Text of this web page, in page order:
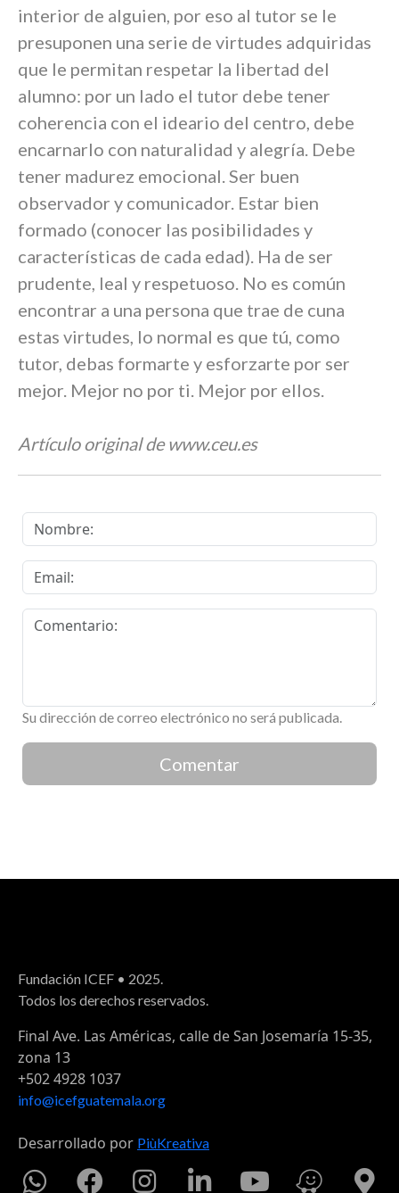
interior de alguien, por eso al tutor se le
presuponen una serie de virtudes adquiridas
que le permitan respetar la libertad del
alumno: por un lado el tutor debe tener
coherencia con el ideario del centro, debe
encarnarlo con naturalidad y alegría. Debe
tener madurez emocional. Ser buen
observador y comunicador. Estar bien
formado (conocer las posibilidades y
características de cada edad). Ha de ser
prudente, leal y respetuoso. No es común
encontrar a una persona que trae de cuna
estas virtudes, lo normal es que tú, como
tutor, debas formarte y esforzarte por ser
mejor. Mejor no por ti. Mejor por ellos.
Artículo original de www.ceu.es
Su dirección de correo electrónico no será publicada.
Comentar
Fundación ICEF • 2025.
Todos los derechos reservados.
Final Ave. Las Américas, calle de San Josemaría 15-35,
zona 13
+502 4928 1037
info@icefguatemala.org
Desarrollado por PiùKreativa